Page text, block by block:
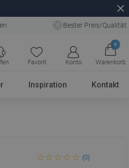
close
Bester Preis/Qualität
Favorit Konto
0
Warenkorb
Inspiration Kontakt
Duschwanne Slim 110 x 90
(0)